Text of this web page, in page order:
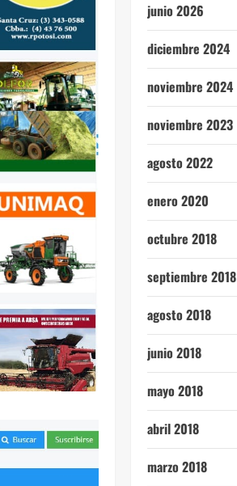
junio 2026
diciembre 2024
noviembre 2024
noviembre 2023
agosto 2022
enero 2020
octubre 2018
septiembre 2018
agosto 2018
junio 2018
mayo 2018
abril 2018
marzo 2018